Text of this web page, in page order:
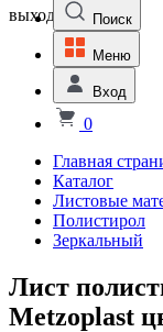
выходной
Поиск
Меню
Вход
0
Главная
Каталог
Листовые
Полистирол
Зеркальный
Лист
Metzoplast